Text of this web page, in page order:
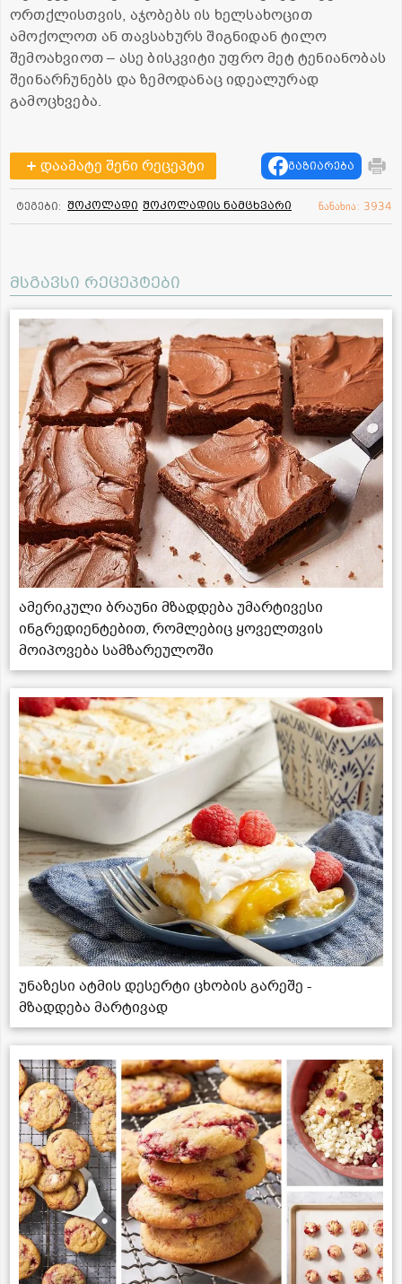
ორთქლისთვის, აჯობებს ის ხელსახოცით
ამოქოლოთ ან თავსახურს შიგნიდან ტილო
შემოახვიოთ – ასე ბისკვიტი უფრო მეტ ტენიანობას
შეინარჩუნებს და ზემოდანაც იდეალურად
გამოცხვება.
დაამატე შენი რეცეპტი გაზიარება
ტეგები: შოკოლადი შოკოლადის ნამცხვარი ნანახია: 3934
მსგავსი რეცეპტები
ამერიკული ბრაუნი მზადდება უმარტივესი
ინგრედიენტებით, რომლებიც ყოველთვის
მოიპოვება სამზარეულოში
უნაზესი ატმის დესერტი ცხობის გარეშე -
მზადდება მარტივად